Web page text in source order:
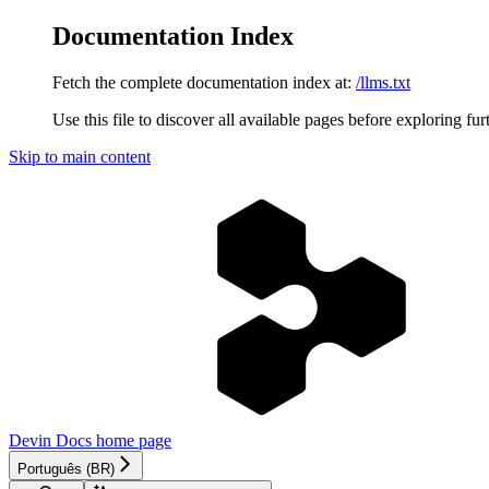
Documentation Index
Fetch the complete documentation index at: /llms.txt
Use this file to discover all available pages before exploring
Skip to main content
Devin Docs home page
Português (BR)